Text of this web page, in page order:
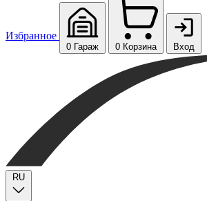
Избранное
0 Гараж 0 Корзина Вход